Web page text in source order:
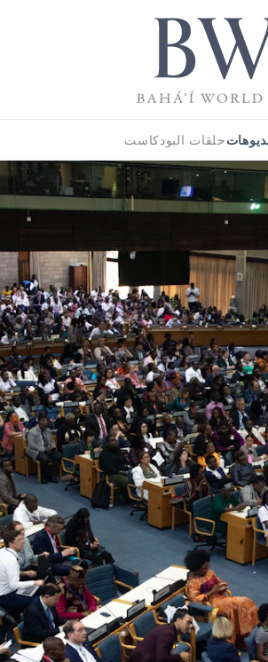
حلقات البودكاست